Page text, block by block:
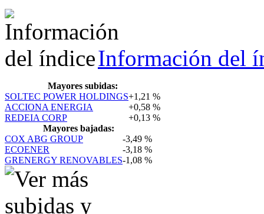
Información del
Mayores subidas:
SOLTEC POWER HOLDINGS+1,21 %
ACCIONA ENERGIA
+0,58 %
REDEIA CORP
+0,13 %
Mayores bajadas:
COX ABG GROUP
-3,49 %
ECOENER
-3,18 %
GRENERGY RENOVABLES-1,08 %